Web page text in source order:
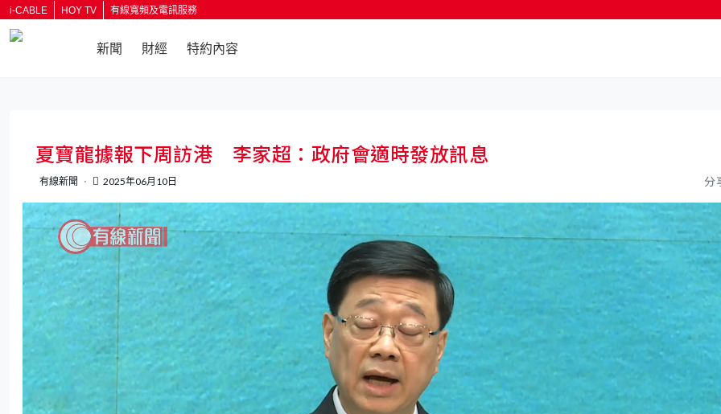
i-CABLE HOY TV 有線寬頻及電訊服務
新聞 財經 特約內容
夏寶龍據報下周訪港 李家超：政府會適時發放訊息
有線新聞 2025年06月10日 分